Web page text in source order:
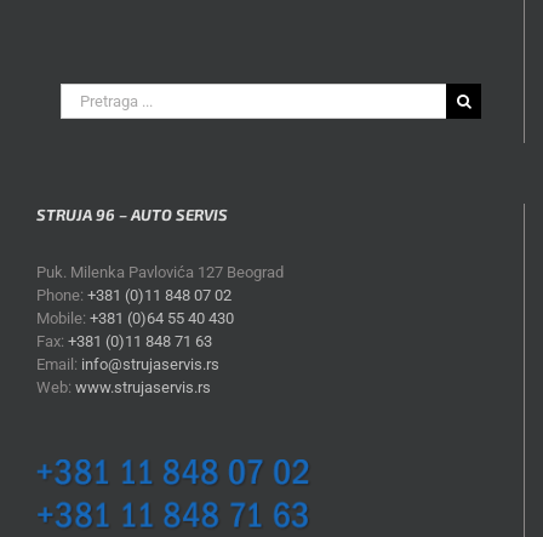
Search
for:
STRUJA 96 – AUTO SERVIS
Puk. Milenka Pavlovića 127 Beograd
Phone: +381 (0)11 848 07 02
Mobile: +381 (0)64 55 40 430
Fax: +381 (0)11 848 71 63
Email: info@strujaservis.rs
Web: www.strujaservis.rs